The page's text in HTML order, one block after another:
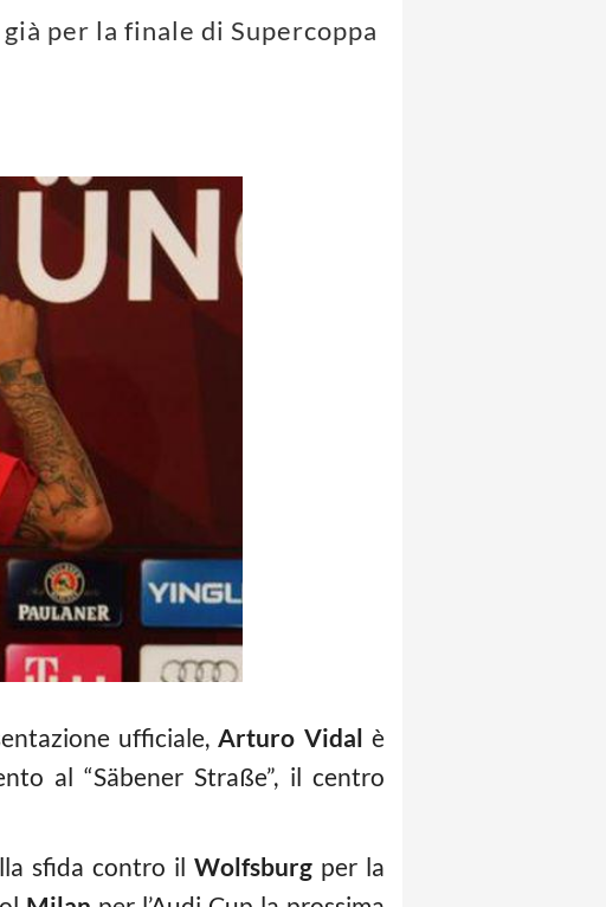
per la finale di Supercoppa
ufficiale, Arturo Vidal è
al “Säbener Straße”, il centro
sfida contro il Wolfsburg per la